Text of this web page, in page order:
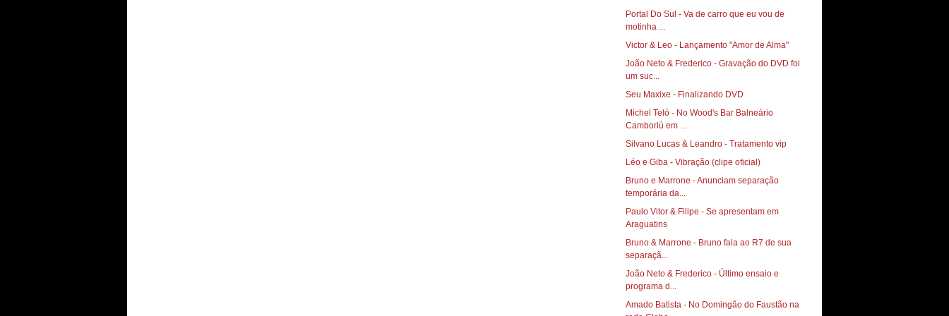
Portal Do Sul - Va de carro que eu vou de
motinha ...
Victor & Leo - Lançamento "Amor de Alma"
João Neto & Frederico - Gravação do DVD foi
um suc...
Seu Maxixe - Finalizando DVD
Michel Teló - No Wood's Bar Balneário
Camboriú em ...
Silvano Lucas & Leandro - Tratamento vip
Léo e Giba - Vibração (clipe oficial)
Bruno e Marrone - Anunciam separação
temporária da...
Paulo Vitor & Filipe - Se apresentam em
Araguatins‏
Bruno & Marrone - Bruno fala ao R7 de sua
separaçã...
João Neto & Frederico - Último ensaio e
programa d...
Amado Batista - No Domingão do Faustão na